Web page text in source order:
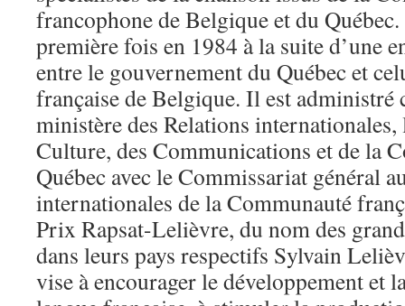
francophone de Belgique et du
première fois en 1984 à la suite d’une
entre le gouvernement du Québec et
française de Belgique. Il est administré
ministère des Relations
Culture, des Communications et de la
Québec avec le Commissariat général
internationales de la Communauté
Prix Rapsat-Lelièvre, du nom des
dans leurs pays respectifs Sylvain
vise à encourager le développement et